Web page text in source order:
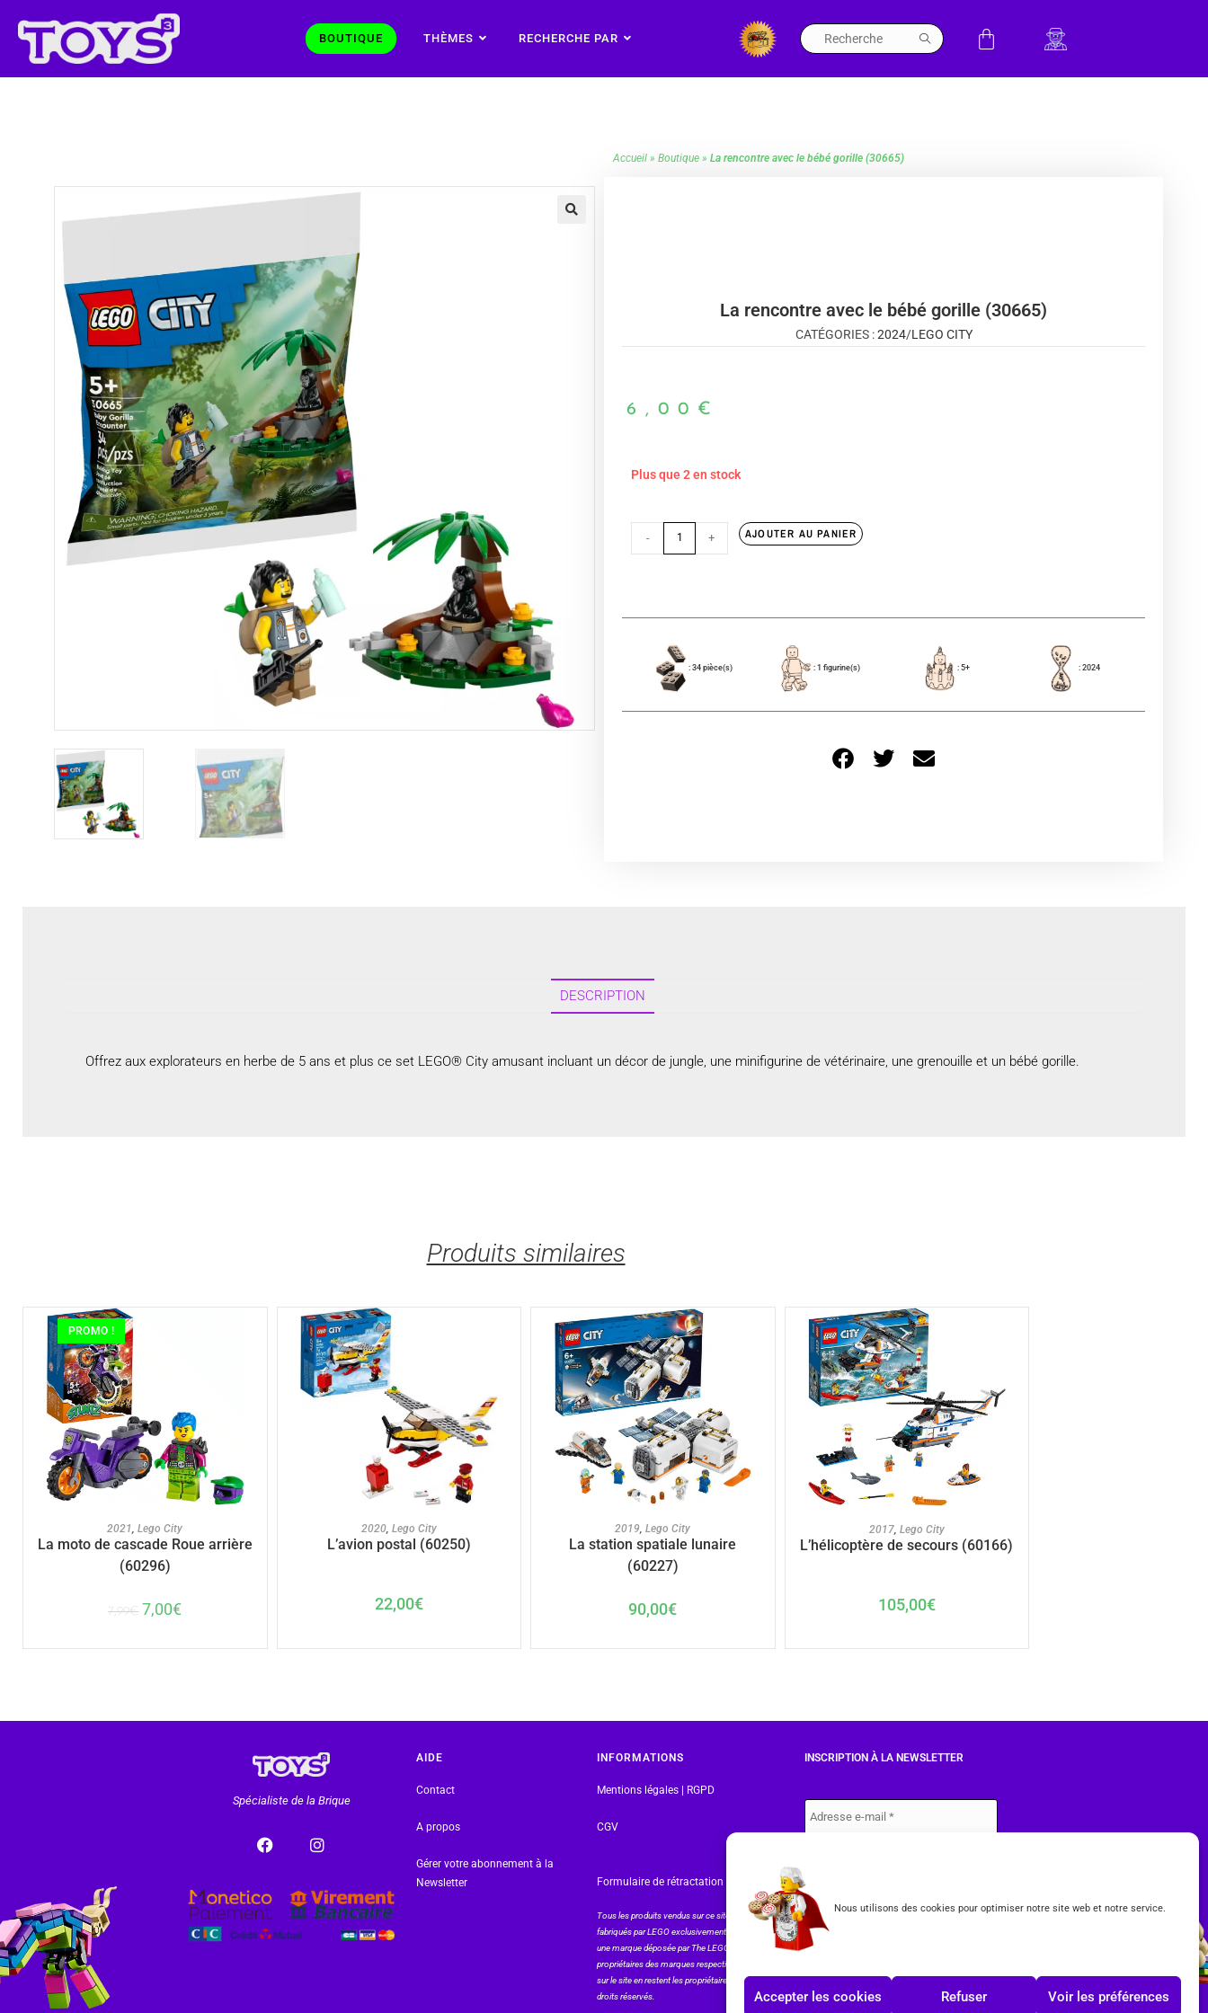
Nous utilisons des cookies pour optimiser notre site web et notre service.
Accepter les cookies Refuser Voir les préférences
BOUTIQUE THÈMES RECHERCHE PAR
Accueil » Boutique » La rencontre avec le bébé gorille (30665)
La rencontre avec le bébé gorille (30665)
CATÉGORIES :2024/LEGO CITY
6,00 €
Plus que 2 en stock
- + AJOUTER AU PANIER
: 34 pièce(s) : 1 figurine(s) : 5+ : 2024
DESCRIPTION
Offrez aux explorateurs en herbe de 5 ans et plus ce set LEGO® City amusant incluant un décor de jungle, une minifigurine de vétérinaire, une grenouille et un bébé gorille.
Produits similaires
PROMO !
AJOUTER AU PANIER
2021 ,Lego City
La moto de cascade Roue arrière
(60296)
7,99€ 7,00€
AJOUTER AU PANIER
2020, Lego City
L’avion postal (60250)
22,00€
AJOUTER AU PANIER
2019,Lego City
La station spatiale lunaire
(60227)
90,00€
AJOUTER AU PANIER
2017, Lego City
L’hélicoptère de secours (60166)
105,00€
Spécialiste de la Brique
AIDE
Contact
A propos
Gérer votre abonnement à la
Newsletter
INFORMATIONS
Mentions légales | RGPD
CGV
Formulaire de rétractation
Tous les produits vendus sur ce site sont
fabriqués par LEGO exclusivement. LEGO® est
une marque déposée par The LEGO Group. Les
propriétaires des marques respectives citées
sur le site en restent les propriétaires. Tous
droits réservés.
INSCRIPTION À LA NEWSLETTER